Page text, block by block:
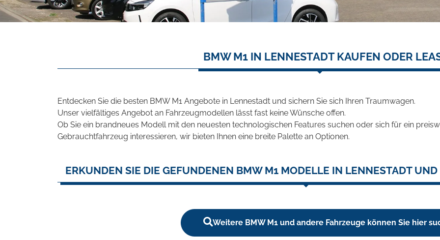
BMW M1 IN LENNESTADT KAUFEN ODER
Entdecken Sie die besten BMW M1 Angebote in Lennestadt und sichern Sie sich Ihren Traumwagen.
Unser vielfältiges Angebot an Fahrzeugmodellen lässt fast keine Wünsche offen.
Ob Sie ein brandneues Modell mit den neuesten technologischen Features suchen oder sich für ein
Gebrauchtfahrzeug interessieren, wir bieten Ihnen eine breite Palette an Optionen.
ERKUNDEN SIE DIE GEFUNDENEN BMW M1 MODELLE IN LENNESTADT
Weitere BMW M1 und andere Fahrzeuge können Sie hier